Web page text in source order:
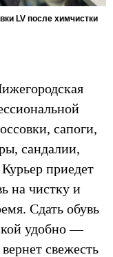
LV после химчистки
сапоги,
сандалии,
приедет
на чистку и
Сдать обувь
удобно —
свежесть